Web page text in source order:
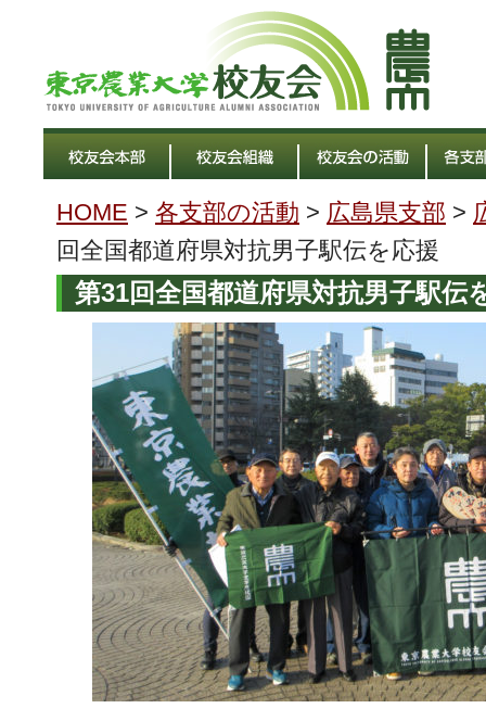
HOME > 各支部の活動 > 広島県支部 >
回全国都道府県対抗男子駅伝を応援
第31回全国都道府県対抗男子駅伝